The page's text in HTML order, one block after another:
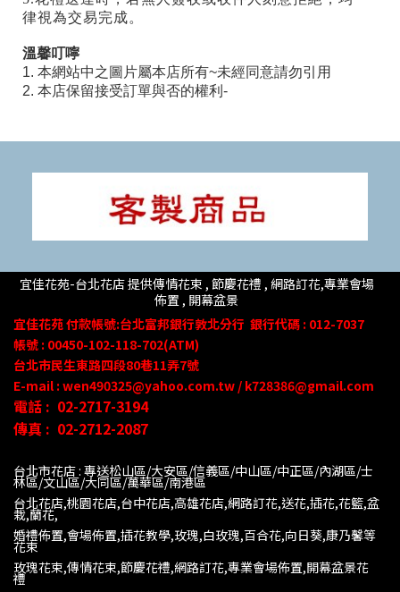
律視為交易完成。
溫馨叮嚀
1. 本網站中之圖片屬本店所有~未經同意請勿引用
2. 本店保留接受訂單與否的權利-
宜佳花苑-台北花店 提供傳情花束 , 節慶花禮 , 網路訂花,專業會場
佈置 , 開幕盆景
宜佳花苑付款帳號:台北富邦銀行敦北分行 銀行代碼 : 012-7037
帳號 : 00450-102-118-702(ATM)
台北市民生東路四段80巷11弄7號
E-mail : wen490325@yahoo.com.tw / k728386@gmail.com
電話 : 02-2717-3194
傳真 : 02-2712-2087
台北市花店 : 專送松山區/大安區/信義區/中山區/中正區/內湖區/士
林區/文山區/大同區/萬華區/南港區
台北花店,桃園花店,台中花店,高雄花店,網路訂花,送花,插花,花籃,盆
栽,蘭花,
婚禮佈置,會場佈置,插花教學,玫瑰,白玫瑰,百合花,向日葵,康乃馨等
花束
玫瑰花束,傳情花束,節慶花禮,網路訂花,專業會場佈置,開幕盆景花
禮